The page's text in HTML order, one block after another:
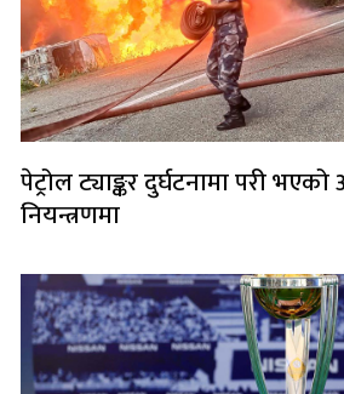
पेट्रोल ट्याङ्कर दुर्घटनामा परी
नियन्त्रणमा